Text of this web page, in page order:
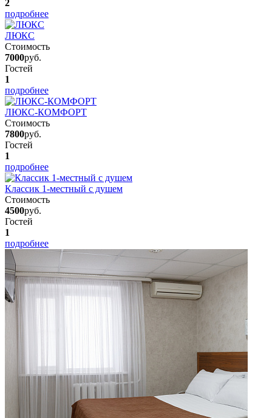
2
подробнее
ЛЮКС
Стоимость
7000руб.
Гостей
1
подробнее
ЛЮКС-КОМФОРТ
Стоимость
7800руб.
Гостей
1
подробнее
Классик 1-местный с душем
Стоимость
4500руб.
Гостей
1
подробнее